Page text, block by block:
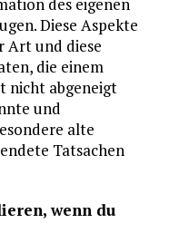
Diese Aspekte
Art und diese
die einem
nicht abgeneigt
und
alte
Tatsachen
wenn du